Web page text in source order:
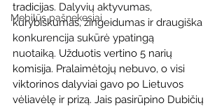
Mobilūs pašnekesiai
tradicijas. Dalyvių aktyvumas,
kūrybiškumas, žingeidumas ir draugiška
konkurencija sukūrė ypatingą
nuotaiką. Užduotis vertino 5 narių
komisija. Pralaimėtojų nebuvo, o visi
viktorinos dalyviai gavo po Lietuvos
vėliavėlę ir prizą. Jais pasirūpino Dubičių